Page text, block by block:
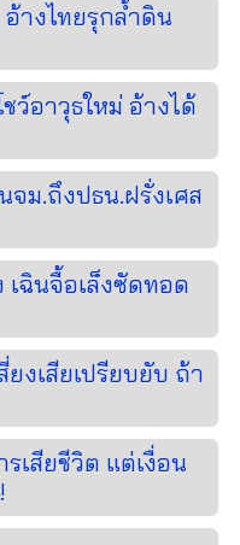
างไทยรุกล้ำดิน
ว์อาวุธใหม่ อ้างได้
จม.ถึงปธน.ฝรั่งเศส
เฉินจื้อเล็งซัดทอด
งเสียเปรียบยับ ถ้า
เสียชีวิต แต่เงื่อน